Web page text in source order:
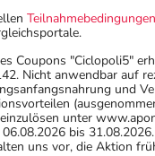
Teilnahmebedingungen
Coupons "Ciclopoli5"
Nicht anwendbar auf
und
unter
bis
uns vor, die Aktion